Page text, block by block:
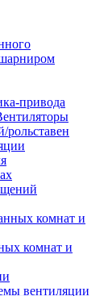
привода
рольставен
комнат и
вентиляции